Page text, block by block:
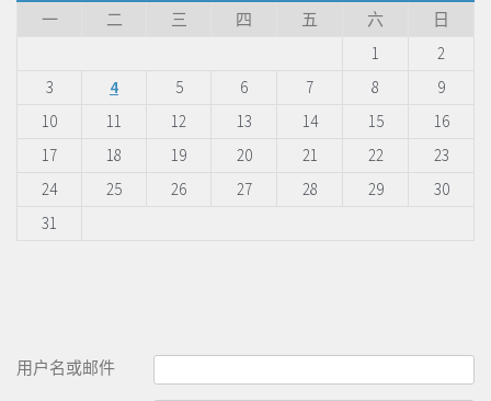
一
二 三 四 五 六
日
1
2
3
4 5 6 7 8
9
10
11 12 13 14 15
16
17
18 19 20 21 22
23
24
25 26 27 28 29
30
31
用户名或邮件